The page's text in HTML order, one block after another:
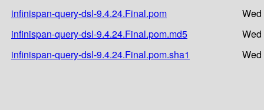
infinispan-query-dsl-9.4.24.Final.pom
infinispan-query-dsl-9.4.24.Final.pom.md5
infinispan-query-dsl-9.4.24.Final.pom.sha1